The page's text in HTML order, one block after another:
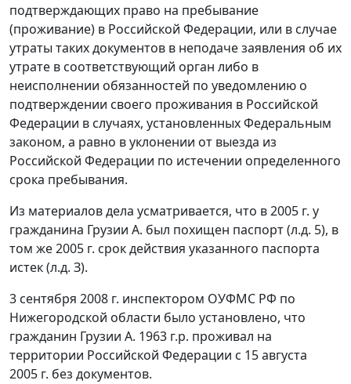
подтверждающих право на пребывание
(проживание) в Российской Федерации, или в случае
утраты таких документов в неподаче заявления об их
утрате в соответствующий орган либо в
неисполнении обязанностей по уведомлению о
подтверждении своего проживания в Российской
Федерации в случаях, установленных Федеральным
законом, а равно в уклонении от выезда из
Российской Федерации по истечении определенного
срока пребывания.
Из материалов дела усматривается, что в 2005 г. у
гражданина Грузии А. был похищен паспорт (л.д. 5), в
том же 2005 г. срок действия указанного паспорта
истек (л.д. З).
3 сентября 2008 г. инспектором ОУФМС РФ по
Нижегородской области было установлено, что
гражданин Грузии А. 1963 г.р. проживал на
территории Российской Федерации с 15 августа
2005 г. без документов.